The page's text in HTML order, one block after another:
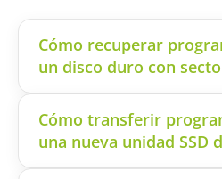
Cómo recuperar
un disco duro con
Cómo transferir
una nueva unidad SSD